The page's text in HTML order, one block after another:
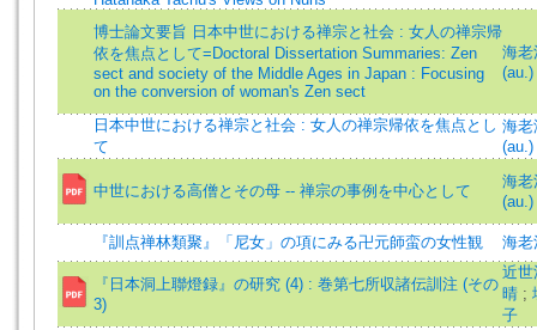
博士論文要旨 日本中世における禅宗と社会 : 女人の禅宗帰
依を焦点として=Doctoral Dissertation Summaries: Zen
sect and society of the Middle Ages in Japan : Focusing
on the conversion of woman's Zen sect
海老
(au.)
日本中世における禅宗と社会 : 女人の禅宗帰依を焦点とし
て
海老
(au.)
中世における高僧とその母 -- 禅宗の事例を中心として
海老
(au.)
『訓点禅林類聚』「尼女」の項にみる卍元師蛮の女性観 海老
『日本洞上聯燈録』の研究 (4) : 巻第七所収諸伝訓注 (その
3)
近
晴 ;
子